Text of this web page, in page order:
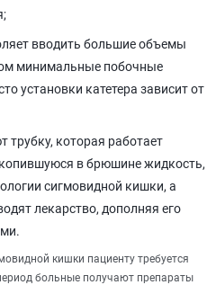
вводить большие объемы
минимальные побочные
установки катетера зависит от
трубку, которая работает
в брюшине жидкость,
сигмовидной кишки, а
лекарство, дополняя его
кишки пациенту требуется
больные получают препараты